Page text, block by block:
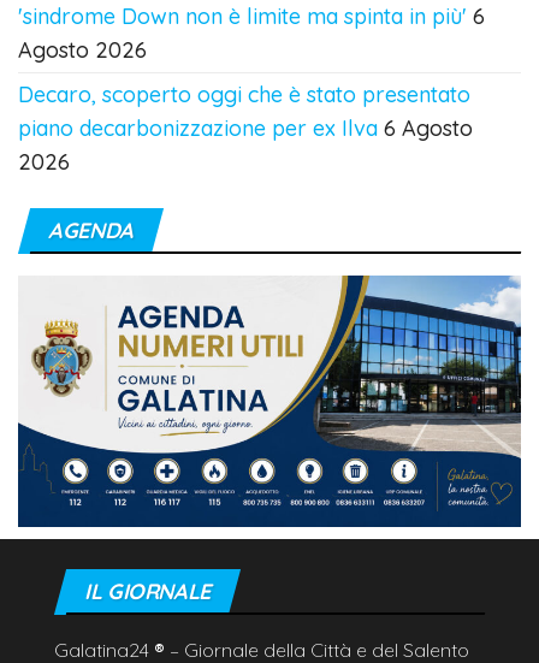
'sindrome Down non è limite ma spinta in più' 6
Agosto 2026
Decaro, scoperto oggi che è stato presentato
piano decarbonizzazione per ex Ilva 6 Agosto
2026
AGENDA
IL GIORNALE
Galatina24 ® – Giornale della Città e del Salento